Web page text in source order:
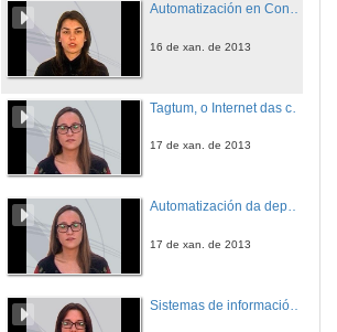
Automatización en Condicións Extemas
16 de xan. de 2013
17 de xan. de 2013
Automatización da depuradora de augas residuais de Aliseda
17 de xan. de 2013